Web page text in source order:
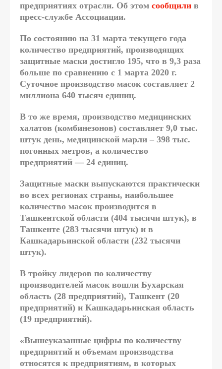
предприятиях отрасли. Об этом сообщили в
пресс-службе Ассоциации.
По состоянию на 31 марта текущего года
количество предприятий, производящих
защитные маски достигло 195, что в 9,3 раза
больше по сравнению с 1 марта 2020 г.
Суточное производство масок составляет 2
миллиона 640 тысяч единиц.
В то же время, производство медицинских
халатов (комбинезонов) составляет 9,0 тыс.
штук день, медицинской марли – 398 тыс.
погонных метров, а количество
предприятий — 24 единиц.
Защитные маски выпускаются практически
во всех регионах страны, наибольшее
количество масок производится в
Ташкентской области (404 тысячи штук), в
Ташкенте (283 тысячи штук) и в
Кашкадарьинской области (232 тысячи
штук).
В тройку лидеров по количеству
производителей масок вошли Бухарская
область (28 предприятий), Ташкент (20
предприятий) и Кашкадарьинская область
(19 предприятий).
«Вышеуказанные цифры по количеству
предприятий и объемам производства
относятся к предприятиям, в которых